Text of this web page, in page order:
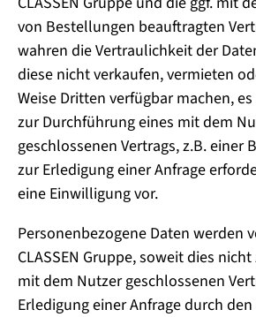
von Bestellungen beauftragten
wahren die Vertraulichkeit der
diese nicht verkaufen, vermieten
Weise Dritten verfügbar machen,
zur Durchführung eines mit dem
geschlossenen Vertrags, z.B. einer
zur Erledigung einer Anfrage
eine Einwilligung vor.
Personenbezogene Daten werden
CLASSEN Gruppe, soweit dies
mit dem Nutzer geschlossenen
Erledigung einer Anfrage durch